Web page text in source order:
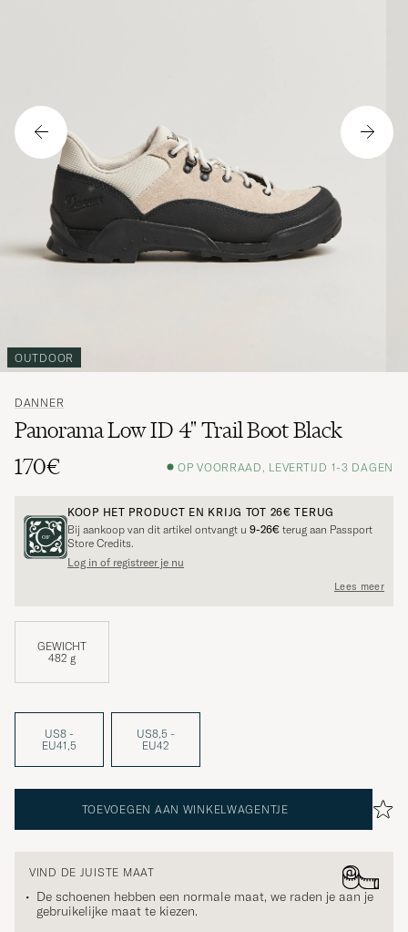
OUTDOOR
DANNER
Panorama Low ID 4" Trail Boot Black
170€
OP VOORRAAD, LEVERTIJD 1-3 DAGEN
KOOP HET PRODUCT EN KRIJG TOT 26€ TERUG
Bij aankoop van dit artikel ontvangt u 9-26€ terug aan Passport
Store Credits.
Log in of registreer je nu
Lees meer
GEWICHT
482 g
US8 -
EU41,5
US8,5 -
EU42
TOEVOEGEN AAN WINKELWAGENTJE
VIND DE JUISTE MAAT
De schoenen hebben een normale maat, we raden je aan je
gebruikelijke maat te kiezen.